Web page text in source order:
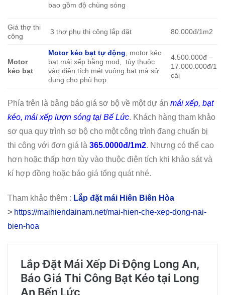
bao gồm độ chùng sóng
Giá thợ thi
công
3 thợ phụ thi công lắp đặt 80.000đ/1m2
Motor
kéo bạt
Motor kéo bạt tự động, motor kéo
bạt mái xếp bằng mod, tùy thuộc
vào diện tích mét vuông bạt mà sử
dụng cho phù hợp.
4.500.000đ –
17.000.000đ/1
cái
Phía trên là bảng báo giá sơ bộ về một dự án mái xếp, bạt
kéo, mái xếp lượn sóng tại Bế Lức. Khách hàng tham khảo
sơ qua quy trình sơ bộ cho một công trình đang chuẩn bị
thi công với đơn giá là 365.0000đ/1m2. Nhưng có thể cao
hơn hoặc thấp hơn tùy vào thuộc điện tích khi khảo sát và
kí hợp đồng hoặc báo giá tổng quát nhé.
Tham khảo thêm : Lắp đặt mái Hiên Biên Hòa
> https://maihiendainam.net/mai-hien-che-xep-dong-nai-
bien-hoa